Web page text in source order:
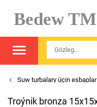
Bedew TM
Suw turbalary üçin esbaplar
Troýnik bronza